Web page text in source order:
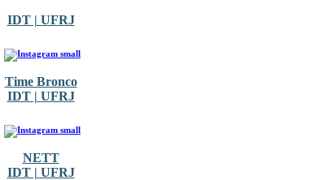
IDT | UFRJ
Time Bronco
IDT | UFRJ
NETT
IDT | UFRJ